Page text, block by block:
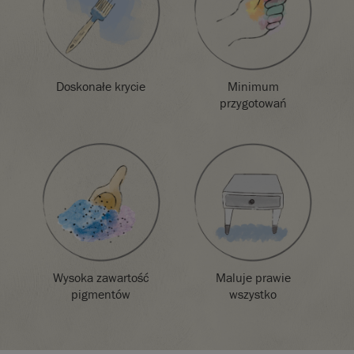
próbki, aby jak
najdokładniej
zaprezentować
kolory farb.
się różnić w
zależności od
ustawień ekranu.
Nie możemy
zagwarantować,
że kolory farby
będą dokładnie
kolorowi, który
należy najpierw
Doskonałe krycie
Minimum
przygotowań
Wysoka zawartość
pigmentów
Maluje prawie
wszystko